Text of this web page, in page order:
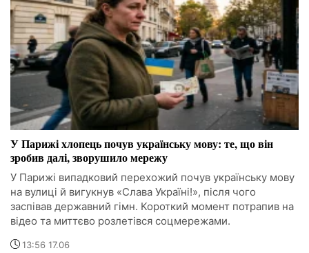
У Парижі хлопець почув українську мову: те, що він
зробив далі, зворушило мережу
У Парижі випадковий перехожий почув українську мову
на вулиці й вигукнув «Слава Україні!», після чого
заспівав державний гімн. Короткий момент потрапив на
відео та миттєво розлетівся соцмережами.
13:56 17.06